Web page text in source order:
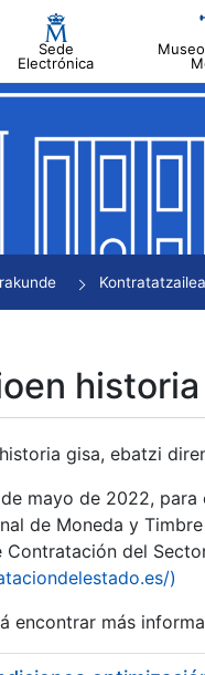
Sede
Electrónica
historia
gisa, ebatzi
mayo de 2022,
de Moneda y
Contratación del
)
encontrar más